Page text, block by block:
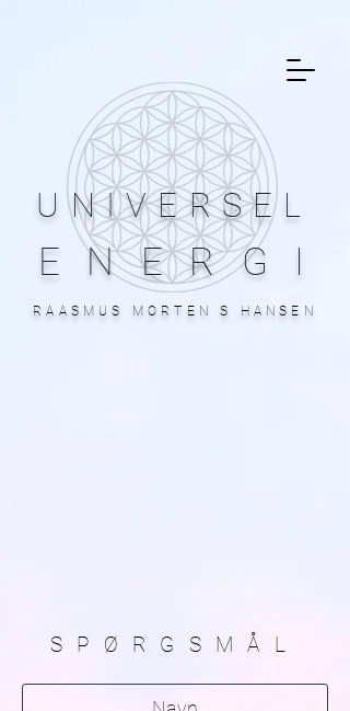
UNIVERSEL
ENERGI
RAASMUS MORTEN S HANSEN
SPØRGSMÅL